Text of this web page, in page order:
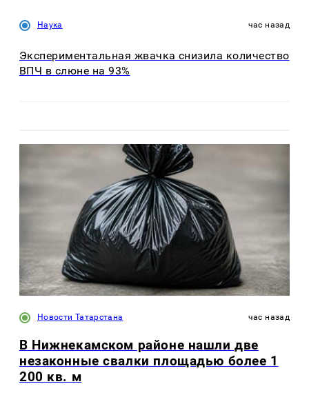
Наука час назад
Экспериментальная жвачка снизила количество
ВПЧ в слюне на 93%
Новости Татарстана час назад
В Нижнекамском районе нашли две
незаконные свалки площадью более 1
200 кв. м